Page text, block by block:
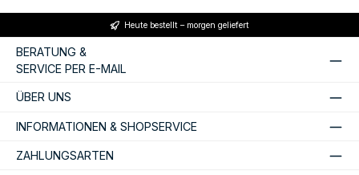
Heute bestellt – morgen geliefert
BERATUNG &
SERVICE PER E-MAIL
ÜBER UNS
INFORMATIONEN & SHOPSERVICE
ZAHLUNGSARTEN